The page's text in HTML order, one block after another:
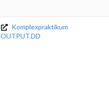
Komplexpraktikum
OUTPUT.DD